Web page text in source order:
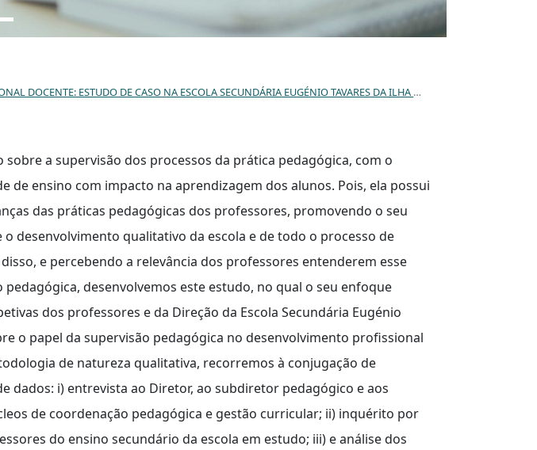
ESTUDO DE CASO NA ESCOLA SECUNDÁRIA EUGÉNIO TAVARES DA ILHA BRAVA – CABO VERDE.
sobre a supervisão dos processos da prática pedagógica, com o
de ensino com impacto na aprendizagem dos alunos. Pois, ela possui
das práticas pedagógicas dos professores, promovendo o seu
desenvolvimento qualitativo da escola e de todo o processo de
e percebendo a relevância dos professores entenderem esse
desenvolvemos este estudo, no qual o seu enfoque
dos professores e da Direção da Escola Secundária Eugénio
o papel da supervisão pedagógica no desenvolvimento profissional
de natureza qualitativa, recorremos à conjugação de
dados: i) entrevista ao Diretor, ao subdiretor pedagógico e aos
de coordenação pedagógica e gestão curricular; ii) inquérito por
do ensino secundário da escola em estudo; iii) e análise dos